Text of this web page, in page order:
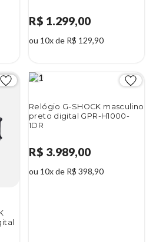
R$ 1.299,00
ou 10x de R$ 129,90
Relógio G-SHOCK masculino
preto digital GPR-H1000-
1DR
R$ 3.989,00
ou 10x de R$ 398,90